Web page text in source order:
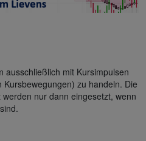
ausschließlich mit Kursimpulsen
zu handeln. Die
nur dann eingesetzt, wenn